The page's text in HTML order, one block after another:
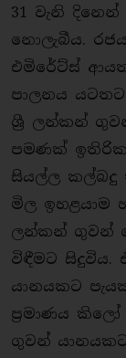
31 වැනි
නොලැබීය.
එමිරේට්ස්
පාලනය
ශ්‍රී ලන්කන්
පමණක්
සියල්ල කල්බදු
මිල ඉහළයාම
ලන්කන් ගුවන්
විඳීමට සිදුවිය.
යානයකට
ප‍්‍රමාණය
ගුවන් යානයකට